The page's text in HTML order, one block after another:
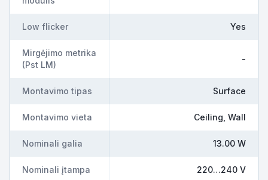
Low flicker Yes
Mirgėjimo metrika
(Pst LM)
-
Montavimo tipas Surface
Montavimo vieta Ceiling, Wall
Nominali galia 13.00 W
Nominali įtampa 220…240 V